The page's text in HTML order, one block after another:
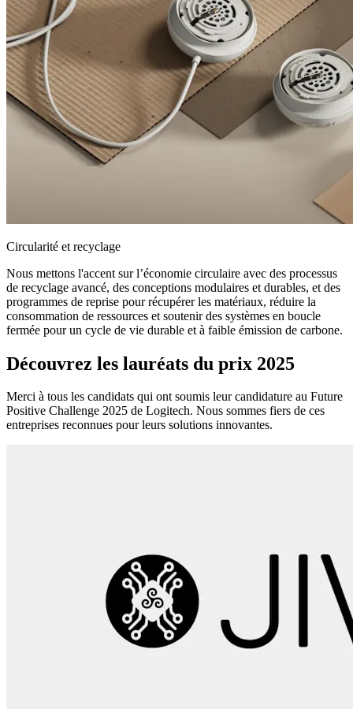
Circularité et recyclage
Nous mettons l'accent sur l’économie circulaire avec des processus
de recyclage avancé, des conceptions modulaires et durables, et des
programmes de reprise pour récupérer les matériaux, réduire la
consommation de ressources et soutenir des systèmes en boucle
fermée pour un cycle de vie durable et à faible émission de carbone.
Découvrez les lauréats du prix 2025
Merci à tous les candidats qui ont soumis leur candidature au Future
Positive Challenge 2025 de Logitech. Nous sommes fiers de ces
entreprises reconnues pour leurs solutions innovantes.